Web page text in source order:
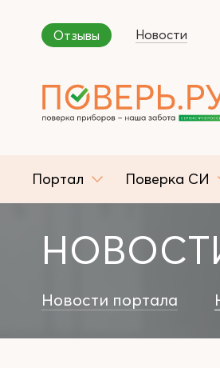
Отзывы Новости
Портал Поверка СИ
Новости портала